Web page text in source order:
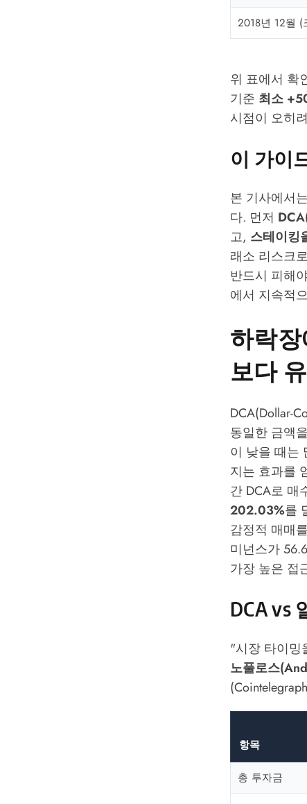
2018년 12월 (
위 표에서 확
기준 최소
시점이 오히
이 가이
본 기사에서
다. 먼저
고, 스테이킹
래소 리스크
반드시 피해
에서 지속적
하락
보다
DCA(Dollar-
동일한 금액
이 낮을 때는
지는 효과를
간 DCA로 매
202.03%를
감정적 매매
미넌스가
가장 높은 접
DCA vs
"시장 타이밍
노풀로스
(Cointelegraph
항목
총 투자금